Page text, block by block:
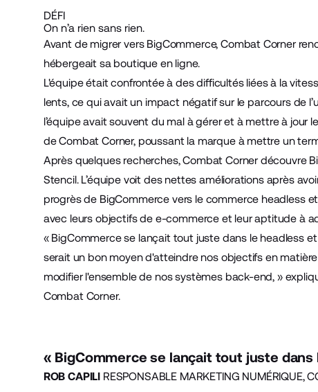
DÉFI
On n’a rien sans rien.
Avant de migrer vers BigCommerce, Combat Corner
hébergeait sa boutique en ligne.
L'équipe était confrontée à des difficultés liées à la
lents, ce qui avait un impact négatif sur le parcours de
l’équipe avait souvent du mal à gérer et à mettre à
de Combat Corner, poussant la marque à mettre un
Après quelques recherches, Combat Corner découvre
Stencil. L’équipe voit des nettes améliorations après
progrès de BigCommerce vers le commerce headlesset
avec leurs objectifs de e-commerce et leur aptitude à
« BigCommerce se lançait tout juste dans le headless
serait un bon moyen d'atteindre nos objectifs en
modifier l'ensemble de nos systèmes back-end, »
Combat Corner.
« BigCommerce se lançait tout juste
ROB CAPILI RESPONSABLE MARKETING NUMÉRIQUE,